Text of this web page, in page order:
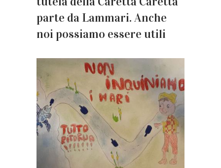
parte da Lammari. Anche
noi possiamo essere utili